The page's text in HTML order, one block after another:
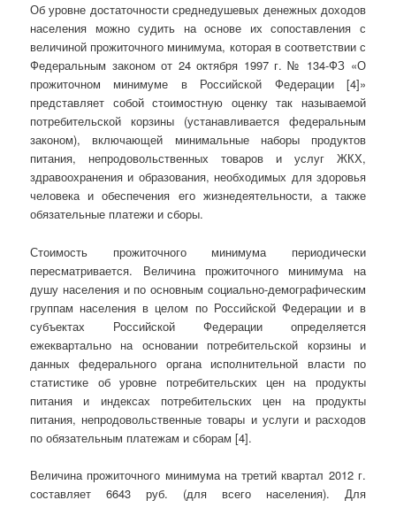
Об уровне достаточности среднедушевых денежных доходов
населения можно судить на основе их сопоставления с
величиной прожиточного минимума, которая в соответствии с
Федеральным законом от 24 октября 1997 г. № 134-ФЗ «О
прожиточном минимуме в Российской Федерации [4]»
представляет собой стоимостную оценку так называемой
потребительской корзины (ус­танавливается федеральным
законом), включающей минимальные наборы продуктов
питания, непродовольственных товаров и услуг ЖКХ,
здравоохранения и образования, необходимых для здоровья
человека и обеспечения его жизнедеятельности, а также
обязательные платежи и сборы.
Стоимость прожиточного минимума периодически
пересматривается. Величина прожиточного минимума на
душу населения и по основным социально-демографическим
группам населения в целом по Российской Федерации и в
субъектах Российской Федерации определяется
ежеквартально на основании потребительской корзины и
данных федерального органа исполнительной власти по
статистике об уровне потребительских цен на продукты
питания и индексах потребительских цен на продукты
питания, непродовольственные товары и услуги и расходов
по обязательным платежам и сборам [4].
Величина прожиточного минимума на третий квартал 2012 г.
составляет 6643 руб. (для всего населения). Для